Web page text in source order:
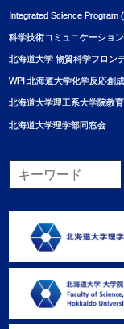
Integrated Science Program
科学技術コミュニケーショ
北海道大学 物質科学フロン
WPI 北海道大学化学反応創
北海道大学理工系大学院教
北海道大学理学部同窓会